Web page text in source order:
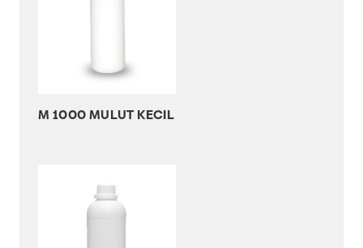
M 1000 MULUT KECIL